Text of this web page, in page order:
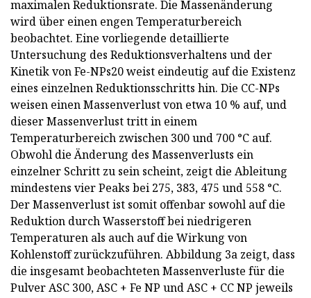
maximalen Reduktionsrate. Die Massenänderung
wird über einen engen Temperaturbereich
beobachtet. Eine vorliegende detaillierte
Untersuchung des Reduktionsverhaltens und der
Kinetik von Fe-NPs20 weist eindeutig auf die Existenz
eines einzelnen Reduktionsschritts hin. Die CC-NPs
weisen einen Massenverlust von etwa 10 % auf, und
dieser Massenverlust tritt in einem
Temperaturbereich zwischen 300 und 700 °C auf.
Obwohl die Änderung des Massenverlusts ein
einzelner Schritt zu sein scheint, zeigt die Ableitung
mindestens vier Peaks bei 275, 383, 475 und 558 °C.
Der Massenverlust ist somit offenbar sowohl auf die
Reduktion durch Wasserstoff bei niedrigeren
Temperaturen als auch auf die Wirkung von
Kohlenstoff zurückzuführen. Abbildung 3a zeigt, dass
die insgesamt beobachteten Massenverluste für die
Pulver ASC 300, ASC + Fe NP und ASC + CC NP jeweils